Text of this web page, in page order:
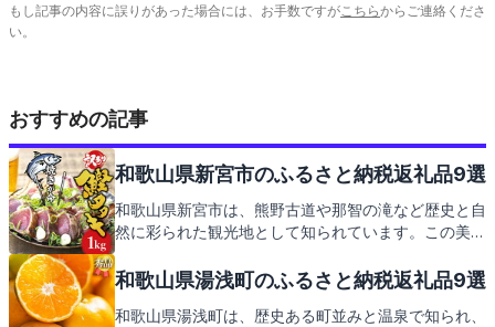
もし記事の内容に誤りがあった場合には、お手数ですがこちらからご連絡くださ
い。
おすすめの記事
和歌山県新宮市のふるさと納税返礼品9選
和歌山県新宮市は、熊野古道や那智の滝など歴史と自
然に彩られた観光地として知られています。この美し
お届け。新鮮な海の幸や果物など、新宮市ならではの
和歌山県湯浅町のふるさと納税返礼品9選
和歌山県湯浅町は、歴史ある町並みと温泉で知られ、